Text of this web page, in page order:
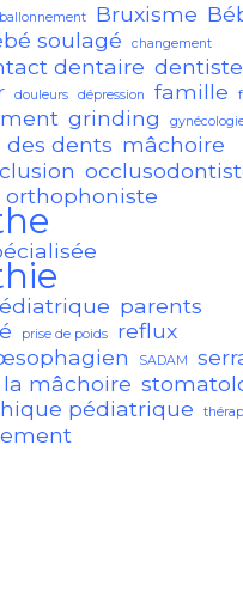
ballonnement Bruxisme
soulagé changement
dentaire dentiste
douleurs dépression famille
grinding
des dents mâchoire
orthophoniste
parents
prise de poids
reflux
SADAM
mâchoire
pédiatrique